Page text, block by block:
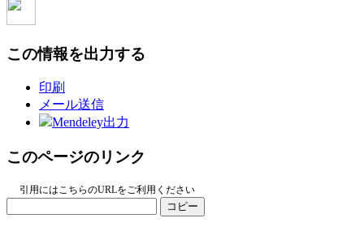
この情報を出力する
印刷
メール送信
Mendeley出力
このページのリンク
引用にはこちらのURLをご利用ください
コピー